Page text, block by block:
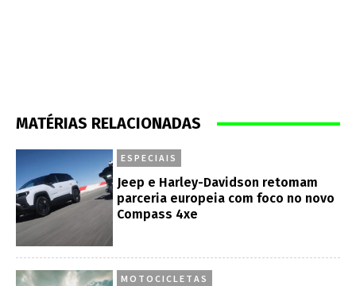
MATÉRIAS RELACIONADAS
ESPECIAIS
Jeep e Harley-Davidson retomam
parceria europeia com foco no novo
Compass 4xe
MOTOCICLETAS